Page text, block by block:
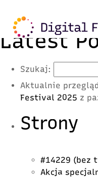
Latest
Szukaj:
Aktualnie
Festival 2025 z
Strony
#14229 (bez
Akcja